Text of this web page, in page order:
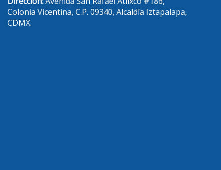
Colonia Vicentina, C.P. 09340, Alcaldía Iztapalapa,
CDMX.